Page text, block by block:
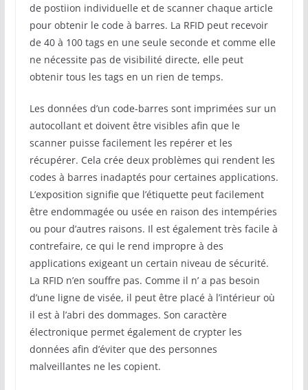
de postiion individuelle et de scanner chaque article
pour obtenir le code à barres. La RFID peut recevoir
de 40 à 100 tags en une seule seconde et comme elle
ne nécessite pas de visibilité directe, elle peut
obtenir tous les tags en un rien de temps.
Les données d’un code-barres sont imprimées sur un
autocollant et doivent être visibles afin que le
scanner puisse facilement les repérer et les
récupérer. Cela crée deux problèmes qui rendent les
codes à barres inadaptés pour certaines applications.
L’exposition signifie que l’étiquette peut facilement
être endommagée ou usée en raison des intempéries
ou pour d’autres raisons. Il est également très facile à
contrefaire, ce qui le rend impropre à des
applications exigeant un certain niveau de sécurité.
La RFID n’en souffre pas. Comme il n’ a pas besoin
d’une ligne de visée, il peut être placé à l’intérieur où
il est à l’abri des dommages. Son caractère
électronique permet également de crypter les
données afin d’éviter que des personnes
malveillantes ne les copient.